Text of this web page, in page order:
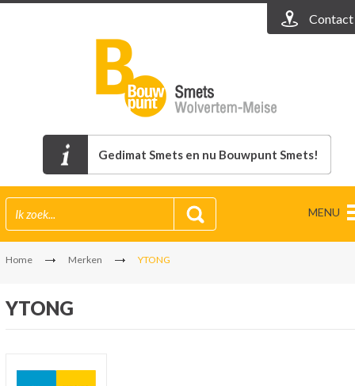
Contact
Gedimat Smets en nu Bouwpunt Smets!
MENU
Home Merken YTONG
YTONG